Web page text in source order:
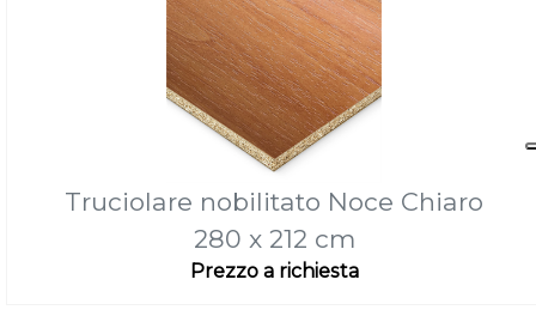
Truciolare nobilitato Noce Chiaro
280 x 212 cm
Prezzo a richiesta